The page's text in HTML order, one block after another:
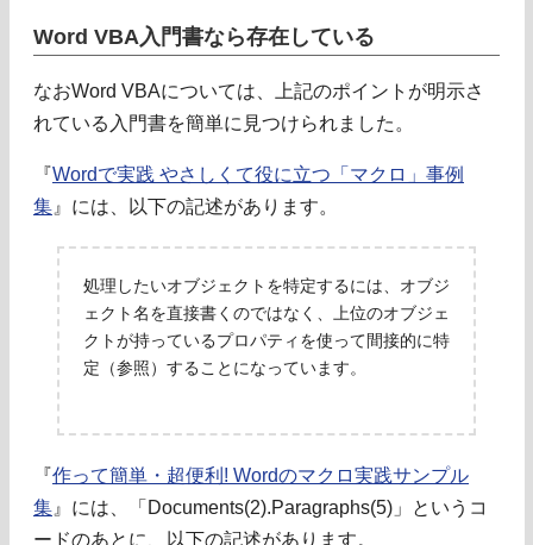
Word VBA入門書なら存在している
なおWord VBAについては、上記のポイントが明示さ
れている入門書を簡単に見つけられました。
『Wordで実践 やさしくて役に立つ「マクロ」事例
集 』には、以下の記述があります。
処理したいオブジェクトを特定するには、オブジ
ェクト名を直接書くのではなく、上位のオブジェ
クトが持っているプロパティを使って間接的に特
定（参照）することになっています。
『作って簡単・超便利! Wordのマクロ実践サンプル
集 』には、「Documents(2).Paragraphs(5)」というコ
ードのあとに、以下の記述があります。